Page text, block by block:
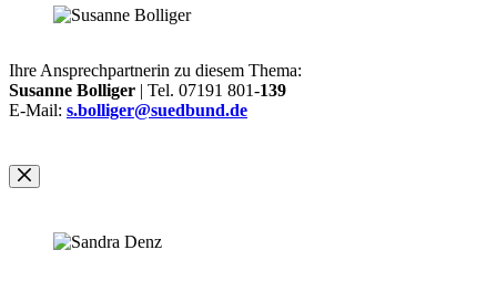
Ihre Ansprechpartnerin zu diesem Thema:
Susanne Bolliger | Tel. 07191 801-139
E-Mail: s.bolliger@suedbund.de